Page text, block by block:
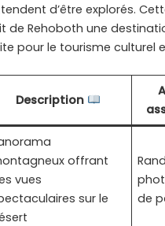
d’être explorés.
de Rehoboth une
pour le tourisme culturel
Description
offrant
vues
sur le
de